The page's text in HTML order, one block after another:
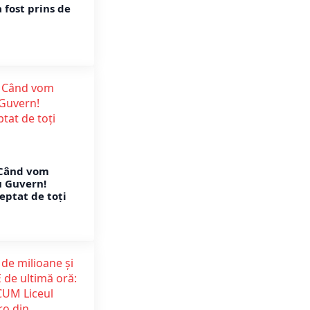
fost prins de
vom
Guvern!
de toți